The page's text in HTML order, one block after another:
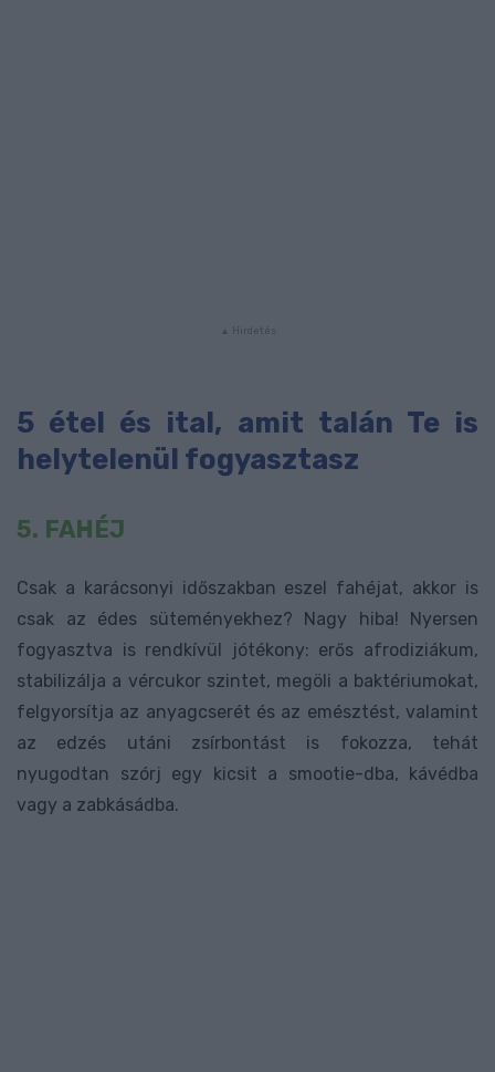
5 étel és ital, amit talán Te is
helytelenül fogyasztasz
5. FAHÉJ
Csak a karácsonyi időszakban eszel fahéjat, akkor is
csak az édes süteményekhez? Nagy hiba! Nyersen
fogyasztva is rendkívül jótékony: erős afrodiziákum,
stabilizálja a vércukor szintet, megöli a baktériumokat,
felgyorsítja az anyagcserét és az emésztést, valamint
az edzés utáni zsírbontást is fokozza, tehát
nyugodtan szórj egy kicsit a smootie-dba, kávédba
vagy a zabkásádba.